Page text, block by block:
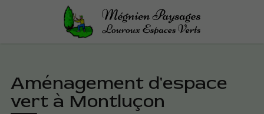
Aménagement d'espace
vert à Montluçon